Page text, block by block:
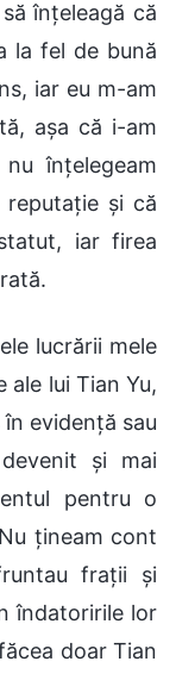
înțeleagă că
la fel de bună
iar eu m-am
așa că i-am
înțelegeam
și că
iar firea
lucrării mele
ale lui Tian Yu,
evidență sau
și mai
pentru o
țineam cont
frații și
îndatoririle lor
doar Tian